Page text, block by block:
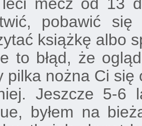
pobawić
książkę albo
to błąd, że
pilka nożna Ci
Jeszcze 5-6
byłem na